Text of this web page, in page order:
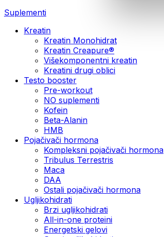
Suplementi
Kreatin
Kreatin Monohidrat
Kreatin Creapure®
Višekomponentni kreatin
Kreatini drugi oblici
Testo booster
Pre-workout
NO suplementi
Kofein
Beta-Alanin
HMB
Pojačivači hormona
Kompleksni pojačivači hormona
Tribulus Terrestris
Maca
DAA
Ostali pojačivači hormona
Ugljikohidrati
Brzi ugljikohidrati
All-in-one proteini
Energetski gelovi